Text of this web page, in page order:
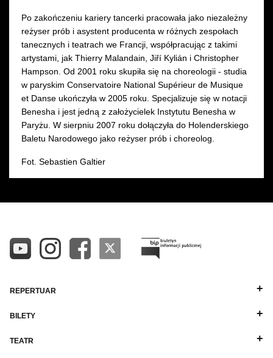
Po zakończeniu kariery tancerki pracowała jako niezależny
reżyser prób i asystent producenta w różnych zespołach
tanecznych i teatrach we Francji, współpracując z takimi
artystami, jak Thierry Malandain, Jiří Kylián i Christopher
Hampson. Od 2001 roku skupiła się na choreologii - studia
w paryskim Conservatoire National Supérieur de Musique
et Danse ukończyła w 2005 roku. Specjalizuje się w notacji
Benesha i jest jedną z założycielek Instytutu Benesha w
Paryżu. W sierpniu 2007 roku dołączyła do Holenderskiego
Baletu Narodowego jako reżyser prób i choreolog.
Fot. Sebastien Galtier
REPERTUAR
BILETY
TEATR